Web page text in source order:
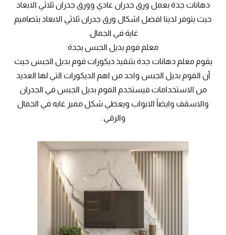
دهانات جدة بعمل ورق جدران عادي وورق جدران ثلاثي الابعاد
حيث يتوفر لدينا افضل اشكال ورق جدران ثلاثي الابعاد بتصاميم
غاية في الجمال.
معلم فوم بديل الجبس بجدة
يقوم معلم دهانات جدة بتنفيذ ديكورات فوم بديل الجبس حيث
أن الفوم بديل الجبس واحد من اهم الديكورات التي لها العديد
من الاستخدامات فيستخدم الفوم بديل الجبس في الجدران
والاسقف وايضاً الابواب ويعطي شكل مميز غايه في الجمال
والرقي .